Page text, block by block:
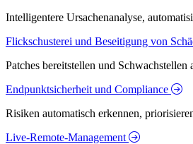
Intelligentere Ursachenanalyse,
Flickschusterei und Beseitigung von
Patches bereitstellen und
Endpunktsicherheit und Compliance
Risiken automatisch erkennen,
Live-Remote-Management